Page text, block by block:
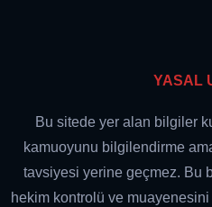
YASAL
Bu sitede yer alan bilgiler
kamuoyunu bilgilendirme
tavsiyesi yerine geçmez. Bu
hekim kontrolü ve